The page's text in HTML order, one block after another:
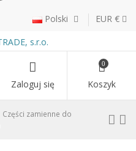
Polski
EUR €
Zaloguj się
0
Koszyk
Części zamienne do